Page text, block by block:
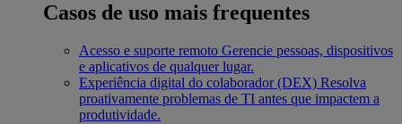
Casos de uso mais frequentes
Acesso e suporte remoto Gerencie pessoas, dispositivos
e aplicativos de qualquer lugar.
Experiência digital do colaborador (DEX) Resolva
proativamente problemas de TI antes que impactem a
produtividade.